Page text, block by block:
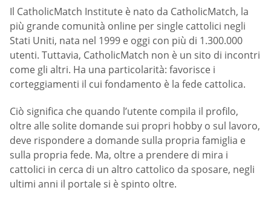
Il CatholicMatch Institute è nato da CatholicMatch, la
più grande comunità online per single cattolici negli
Stati Uniti, nata nel 1999 e oggi con più di 1.300.000
utenti. Tuttavia, CatholicMatch non è un sito di incontri
come gli altri. Ha una particolarità: favorisce i
corteggiamenti il cui fondamento è la fede cattolica.
Ciò significa che quando l’utente compila il profilo,
oltre alle solite domande sui propri hobby o sul lavoro,
deve rispondere a domande sulla propria famiglia e
sulla propria fede. Ma, oltre a prendere di mira i
cattolici in cerca di un altro cattolico da sposare, negli
ultimi anni il portale si è spinto oltre.